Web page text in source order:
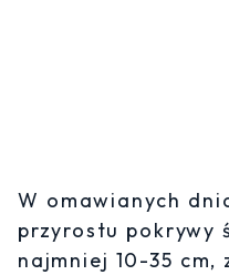
W omawianych
przyrostu pokrywy
najmniej 10-35 cm,